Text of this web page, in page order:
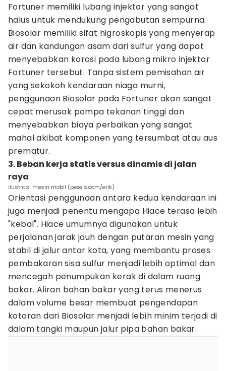
Fortuner memiliki lubang injektor yang sangat
halus untuk mendukung pengabutan sempurna.
Biosolar memiliki sifat higroskopis yang menyerap
air dan kandungan asam dari sulfur yang dapat
menyebabkan korosi pada lubang mikro injektor
Fortuner tersebut. Tanpa sistem pemisahan air
yang sekokoh kendaraan niaga murni,
penggunaan Biosolar pada Fortuner akan sangat
cepat merusak pompa tekanan tinggi dan
menyebabkan biaya perbaikan yang sangat
mahal akibat komponen yang tersumbat atau aus
prematur.
3. Beban kerja statis versus dinamis di jalan
raya
ilustrasi mesin mobil (pexels.com/erik)
Orientasi penggunaan antara kedua kendaraan ini
juga menjadi penentu mengapa Hiace terasa lebih
"kebal". Hiace umumnya digunakan untuk
perjalanan jarak jauh dengan putaran mesin yang
stabil di jalur antar kota, yang membantu proses
pembakaran sisa sulfur menjadi lebih optimal dan
mencegah penumpukan kerak di dalam ruang
bakar. Aliran bahan bakar yang terus menerus
dalam volume besar membuat pengendapan
kotoran dari Biosolar menjadi lebih minim terjadi di
dalam tangki maupun jalur pipa bahan bakar.